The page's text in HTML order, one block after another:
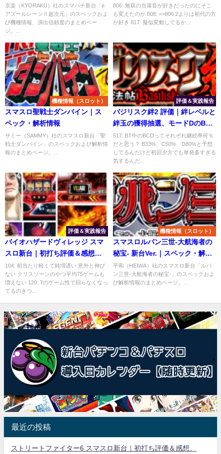
京楽（KYORAKU）社のスマパチ新台「e
アズールレーンⅡ超次元」のスペックおよ
び機種情報、演出信頼度のまとめペー
ジ。...
みた
806: 無双の当落音が好きだったのにそこ
も変えたのか 808: >>806 2よりは初代の方
が好き 817: 擬似変動してるか...
機種情報（スロット）
スマスロ聖戦士ダンバイン｜ス
ペック・解析情報
サミー（SAMMY）社のスマスロ新台「聖
戦士ダンバイン」のスペックおよび解析情
報のまとめページ。...
評価＆実践報告
バジリスク絆2 評価｜絆レベルと
絆玉の獲得抽選、モードDのBC
当選率
517: BT中のBCDってそれぞれ継続率何％
だと思う？ B33%、C50%、D80%と予想
してるんだけど初回夕方でも単発多すぎる
気するんだ...
評価＆実践報告
バイオハザードヴィレッジ スマ
スロ新台｜初打ち評価＆感想、
Twitter報告まとめ
104: 初当たり軽くて純増遅い 意外と伸び
ない クリスゾーンのやつ平均75ゲームも
増えない 120: 7のゲーム性で回らなくなっ
てるのきつ...
機種情報（スロット）
スマスロルパン三世-大航海者の
秘宝- 新台Ver.｜スペック・解析
情報
平和（HEIWA）社のスマスロ新台「ルパ
ン三世-大航海者の秘宝-」のスペックおよ
び解析情報のまとめページ。...
最近の投稿
ストリートファイター6 スマスロ新台｜初打ち評価＆感想、